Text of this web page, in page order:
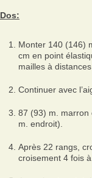
Dos:
Monter 140 (146)
cm en point
mailles à
Continuer avec
87 (93) m. marron
m. endroit).
Après 22 rangs,
croisement 4 fois